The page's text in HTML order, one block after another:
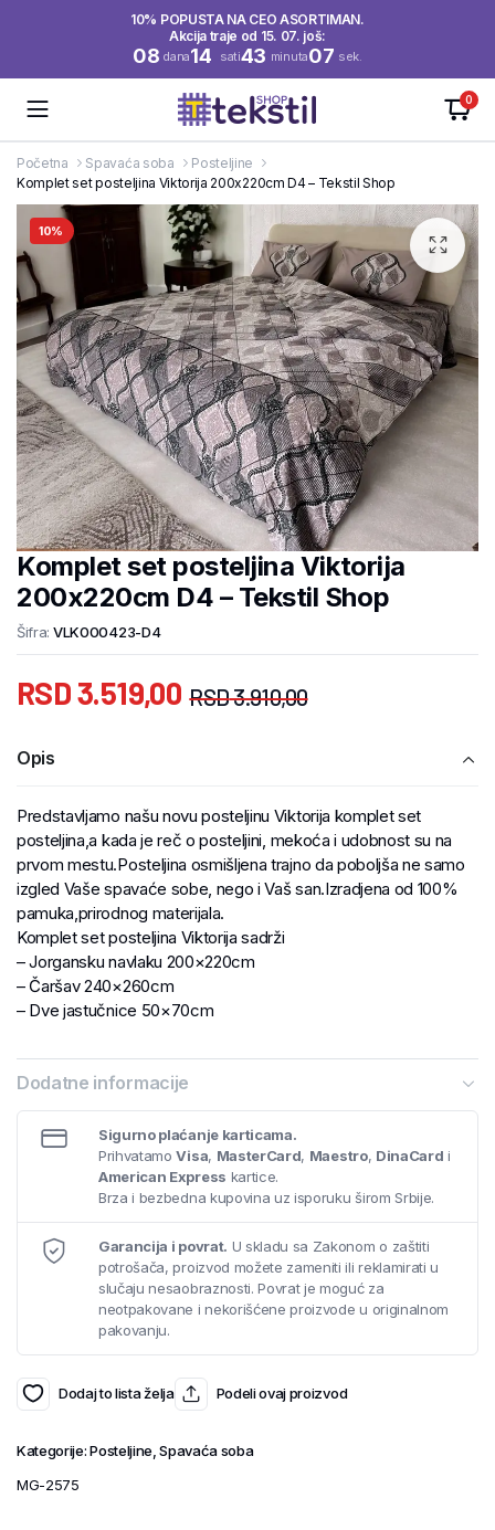
10% POPUSTA NA CEO ASORTIMAN.
Akcija traje od 15. 07. još:
08 dana14 sati43 minuta06 sek.
0
Početna Spavaća soba
Posteljine
Komplet set posteljina Viktorija 200x220cm D4 – Tekstil Shop
10%
Komplet set posteljina Viktorija
200x220cm D4 – Tekstil Shop
Šifra: VLK000423-D4
RSD3.910,00
RSD3.519,00
Opis
Predstavljamo našu novu posteljinu Viktorija komplet set
posteljina,a kada je reč o posteljini, mekoća i udobnost su na
prvom mestu.Posteljina osmišljena trajno da poboljša ne samo
izgled Vaše spavaće sobe, nego i Vaš san.Izradjena od 100%
pamuka,prirodnog materijala.
Komplet set posteljina Viktorija sadrži
– Jorgansku navlaku 200×220cm
– Čaršav 240×260cm
– Dve jastučnice 50×70cm
Dodatne informacije
Sigurno plaćanje karticama.
PrihvatamoVisa, MasterCard, Maestro, DinaCard i
American Express kartice.
Brza i bezbedna kupovina uz isporuku širom Srbije.
Garancija i povrat. U skladu sa Zakonom o zaštiti
potrošača, proizvod možete zameniti ili reklamirati u
slučaju nesaobraznosti. Povrat je moguć za
neotpakovane i nekorišćene proizvode u originalnom
pakovanju.
Dodaj to lista želja Podeli ovaj proizvod
Kategorije:Posteljine ,Spavaća soba
MG-2575